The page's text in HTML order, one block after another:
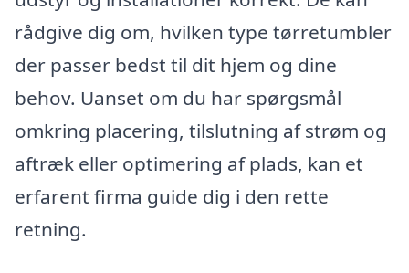
rådgive dig om, hvilken type tørretumbler
der passer bedst til dit hjem og dine
behov. Uanset om du har spørgsmål
omkring placering, tilslutning af strøm og
aftræk eller optimering af plads, kan et
erfarent firma guide dig i den rette
retning.